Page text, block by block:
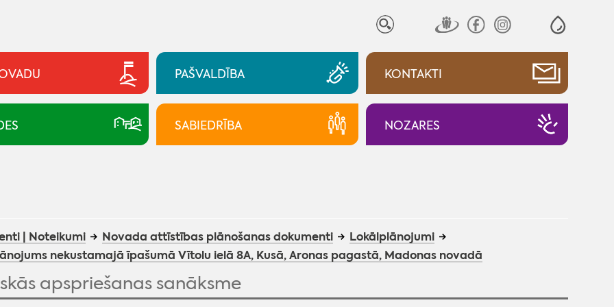
PAŠVALDĪBA KONTAKTI
SABIEDRĪBA NOZARES
| Noteikumi Novada attīstības plānošanas dokumenti
Lokālplānojumi
nekustamajā īpašumā Vītolu ielā 8A, Kusā, Aronas pagastā, Madonas novadā
apspriešanas sanāksme